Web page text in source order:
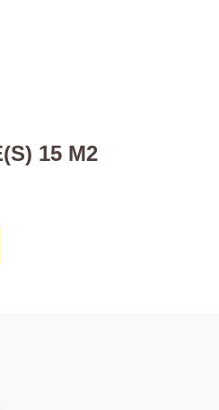
15 M2